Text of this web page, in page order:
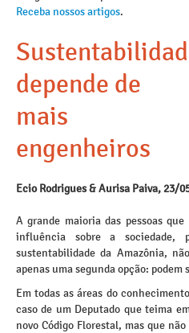
Receba nossos artigos.
depende de
mais
engenheiros
Ecio Rodrigues & Aurisa Paiva, 23/
A grande maioria das pessoas
influência sobre a sociedade,
sustentabilidade da Amazônia,
apenas uma segunda opção: podem
Em todas as áreas do
caso de um Deputado que teima
novo Código Florestal, mas que